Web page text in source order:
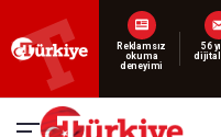
abonelik